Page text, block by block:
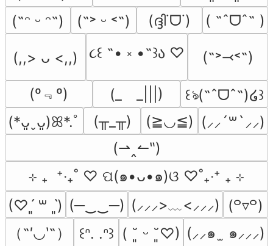
(˶ᵔ ᵕ ᵔ˶)
(˶˃ ᵕ ˂˶) (ദ്ദി˙ᗜ˙) ( ˶ˆᗜˆ˵ )
(,,> ᴗ <,,) ૮꒰ ˶• ༝ •˶꒱ა ♡ (˶˃⤙˂˶)
(º﹃º) (_　_|||)
꒰ঌ(˶ˆᗜˆ˵)໒꒱
(*ᴗ͈ˬᴗ͈)ꕤ*.ﾟ
(╥_╥) (≧◡≦) (⸝⸝´꒳`⸝⸝)
(⇀‸↼‶)
⊹ ₊  ⁺‧₊˚ ♡ ପ(๑•ᴗ•๑)ଓ ♡˚₊‧⁺ ₊ ⊹
(♡ˊ͈ ꒳ ˋ͈) (─‿‿─) (⸝⸝⸝>﹏<⸝⸝⸝) (꒪▿꒪)
（˶′◡‵˶）
꒰ᐢ. .ᐢ꒱ ( ˘͈ ᵕ ˘͈♡) (⸝⸝๑  ̫ ๑⸝⸝⸝)